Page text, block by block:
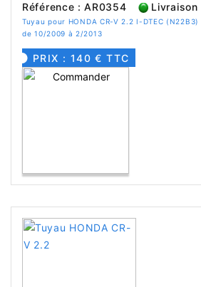
Référence : AR0354 Livraison
Tuyau pour HONDA CR-V 2.2 I-DTEC
de 10/2009 à 2/2013
PRIX : 140 € TTC